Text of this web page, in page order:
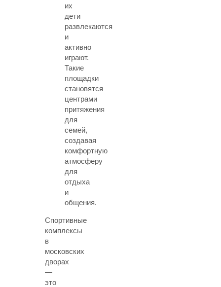
их
дети
развлекаются
и
активно
играют.
Такие
площадки
становятся
центрами
притяжения
для
семей,
создавая
комфортную
атмосферу
для
отдыха
и
общения.
Спортивные
комплексы
в
московских
дворах
—
это